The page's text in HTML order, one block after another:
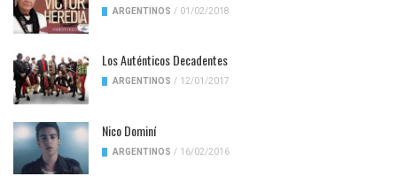
ARGENTINOS / 01/02/2018
Los Auténticos Decadentes
ARGENTINOS / 12/01/2017
Nico Dominí
ARGENTINOS / 16/02/2016